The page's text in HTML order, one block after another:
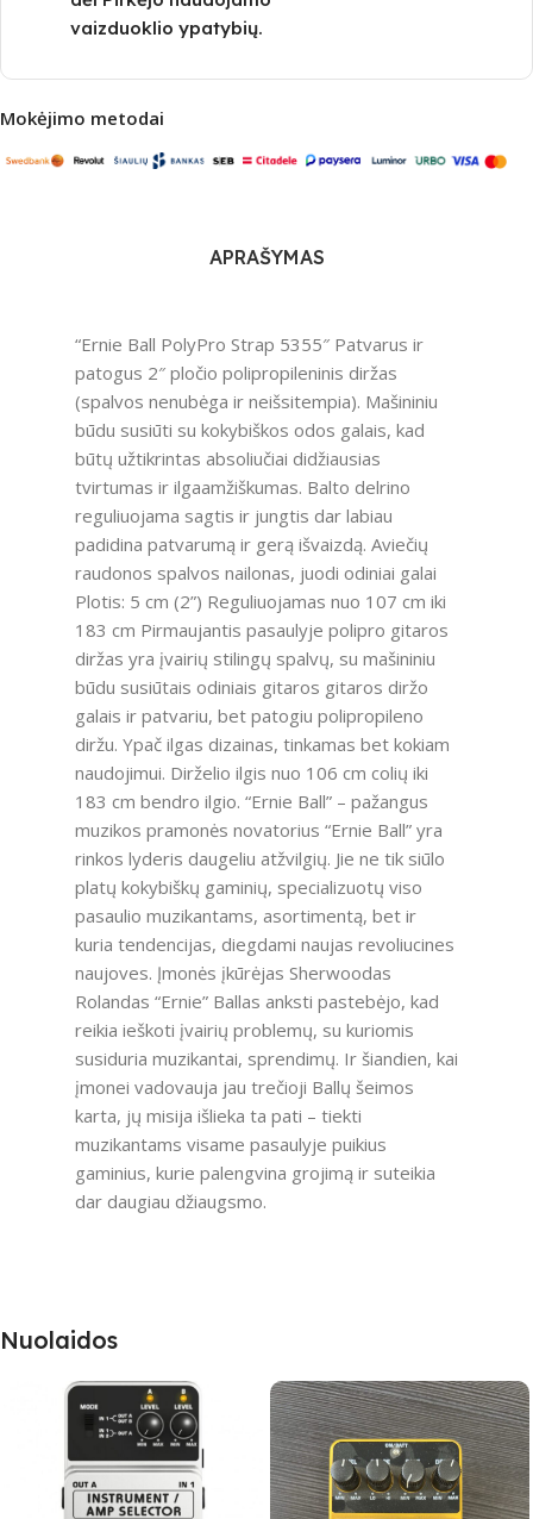
vaizduoklio ypatybių.
Mokėjimo metodai
APRAŠYMAS
“Ernie Ball PolyPro Strap 5355″ Patvarus ir
patogus 2″ pločio polipropileninis diržas
(spalvos nenubėga ir neišsitempia). Mašininiu
būdu susiūti su kokybiškos odos galais, kad
būtų užtikrintas absoliučiai didžiausias
tvirtumas ir ilgaamžiškumas. Balto delrino
reguliuojama sagtis ir jungtis dar labiau
padidina patvarumą ir gerą išvaizdą. Aviečių
raudonos spalvos nailonas, juodi odiniai galai
Plotis: 5 cm (2”) Reguliuojamas nuo 107 cm iki
183 cm Pirmaujantis pasaulyje polipro gitaros
diržas yra įvairių stilingų spalvų, su mašininiu
būdu susiūtais odiniais gitaros gitaros diržo
galais ir patvariu, bet patogiu polipropileno
diržu. Ypač ilgas dizainas, tinkamas bet kokiam
naudojimui. Dirželio ilgis nuo 106 cm colių iki
183 cm bendro ilgio. “Ernie Ball” – pažangus
muzikos pramonės novatorius “Ernie Ball” yra
rinkos lyderis daugeliu atžvilgių. Jie ne tik siūlo
platų kokybiškų gaminių, specializuotų viso
pasaulio muzikantams, asortimentą, bet ir
kuria tendencijas, diegdami naujas revoliucines
naujoves. Įmonės įkūrėjas Sherwoodas
Rolandas “Ernie” Ballas anksti pastebėjo, kad
reikia ieškoti įvairių problemų, su kuriomis
susiduria muzikantai, sprendimų. Ir šiandien, kai
įmonei vadovauja jau trečioji Ballų šeimos
karta, jų misija išlieka ta pati – tiekti
muzikantams visame pasaulyje puikius
gaminius, kurie palengvina grojimą ir suteikia
dar daugiau džiaugsmo.
Nuolaidos